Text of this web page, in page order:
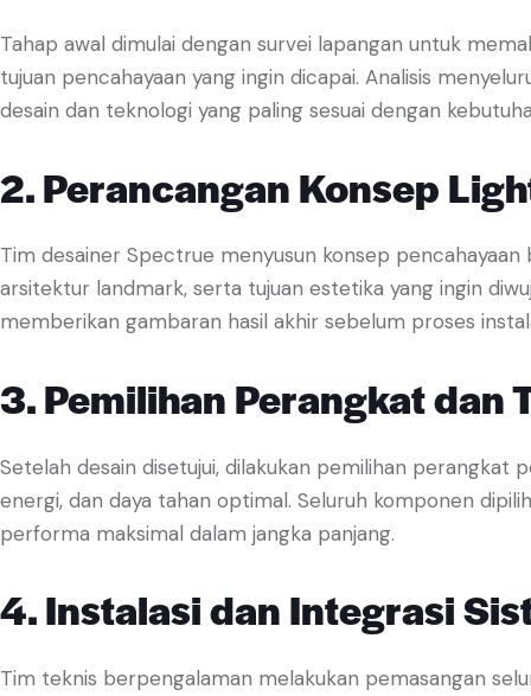
Tahap awal dimulai dengan survei lapangan untuk
tujuan pencahayaan yang ingin dicapai. Analisis
desain dan teknologi yang paling sesuai dengan
2. Perancangan Konsep
Tim desainer Spectrue menyusun konsep
arsitektur landmark, serta tujuan estetika yang ingin
memberikan gambaran hasil akhir sebelum proses
3. Pemilihan Perangkat dan
Setelah desain disetujui, dilakukan pemilihan perangkat
energi, dan daya tahan optimal. Seluruh komponen
performa maksimal dalam jangka panjang.
4. Instalasi dan Integrasi
Tim teknis berpengalaman melakukan pemasangan